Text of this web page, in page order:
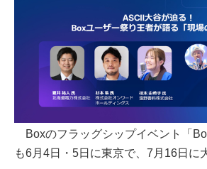
Boxのフラッグシップイベント「
も6月4日・5日に東京で、7月16日に